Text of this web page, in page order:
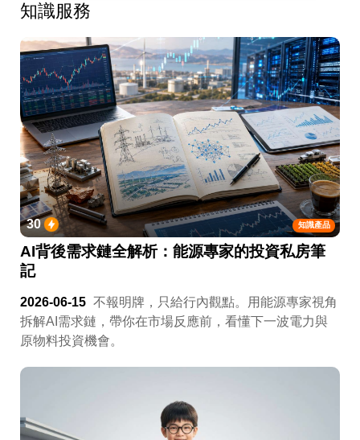
知識服務
知識產品
30
AI背後需求鏈全解析：能源專家的投資私房筆
記
2026-06-15 不報明牌，只給行內觀點。用能源專家視角
拆解AI需求鏈，帶你在市場反應前，看懂下一波電力與
原物料投資機會。